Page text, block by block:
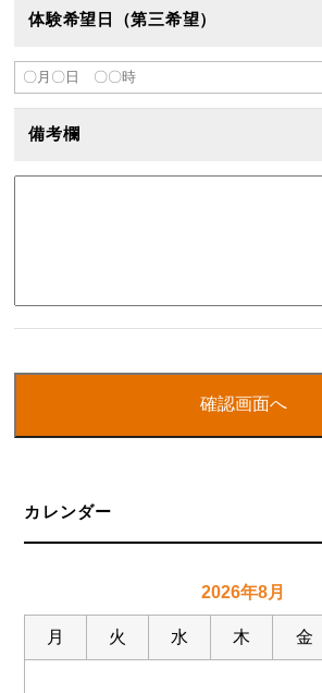
カレンダー
2026年8月
月 火 水 木 金
体験希望日（第三希望）
備考欄